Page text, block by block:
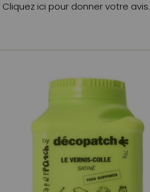
Cliquez ici pour donner votre avis.